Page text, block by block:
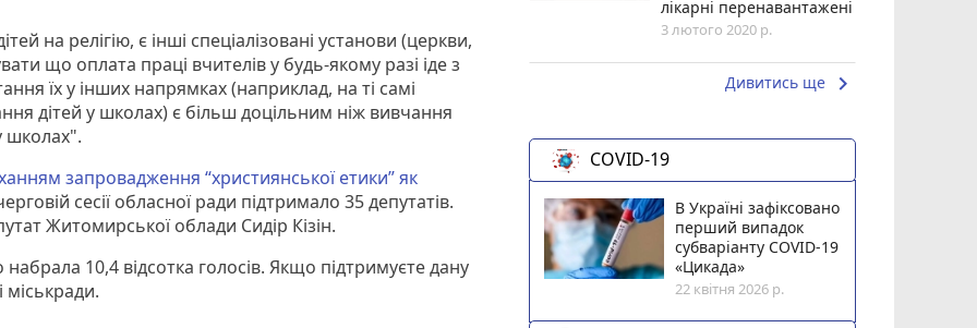
на релігію, є інші спеціалізовані установи (церкви,
що оплата праці вчителів у будь-якому разі іде з
їх у інших напрямках (наприклад, на ті самі
дітей у школах) є більш доцільним ніж вивчання
школах".
запровадження “християнської етики” як
сесії обласної ради підтримало 35 депутатів.
Житомирської облади Сидір Кізін.
10,4 відсотка голосів. Якщо підтримуєте дану
міськради.
лікарні перенавантажені
3 лютого 2020 р.
Дивитись ще keyboard_arrow_right
COVID-19
В Україні зафіксовано
перший випадок
субваріанту COVID-19
«Цикада»
22 квітня 2026 р.